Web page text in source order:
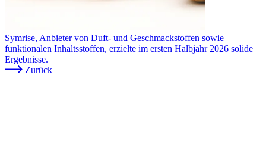
Symrise, Anbieter von Duft- und Geschmackstoffen sowie
funktionalen Inhaltsstoffen, erzielte im ersten Halbjahr 2026 solide
Ergebnisse.
Zurück